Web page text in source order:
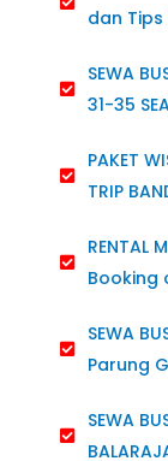
dan
SEWA
31-35
PAKET
TRIP
RENTAL
Booking
SEWA
Parung
SEWA